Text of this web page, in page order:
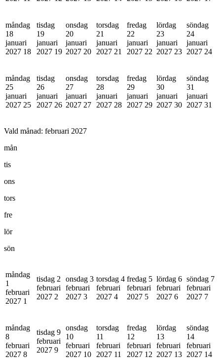
måndag
18
januari
2027 18
tisdag
19
januari
2027 19
onsdag
20
januari
2027 20
torsdag
21
januari
2027 21
fredag
22
januari
2027 22
lördag
23
januari
2027 23
söndag
24
januari
2027 24
måndag
25
januari
2027 25
tisdag
26
januari
2027 26
onsdag
27
januari
2027 27
torsdag
28
januari
2027 28
fredag
29
januari
2027 29
lördag
30
januari
2027 30
söndag
31
januari
2027 31
Vald månad: februari 2027
mån
tis
ons
tors
fre
lör
sön
måndag
1
februari
2027 1
tisdag 2
februari
2027 2
onsdag 3
februari
2027 3
torsdag 4
februari
2027 4
fredag 5
februari
2027 5
lördag 6
februari
2027 6
söndag 7
februari
2027 7
måndag
8
februari
2027 8
tisdag 9
februari
2027 9
onsdag
10
februari
2027 10
torsdag
11
februari
2027 11
fredag
12
februari
2027 12
lördag
13
februari
2027 13
söndag
14
februari
2027 14